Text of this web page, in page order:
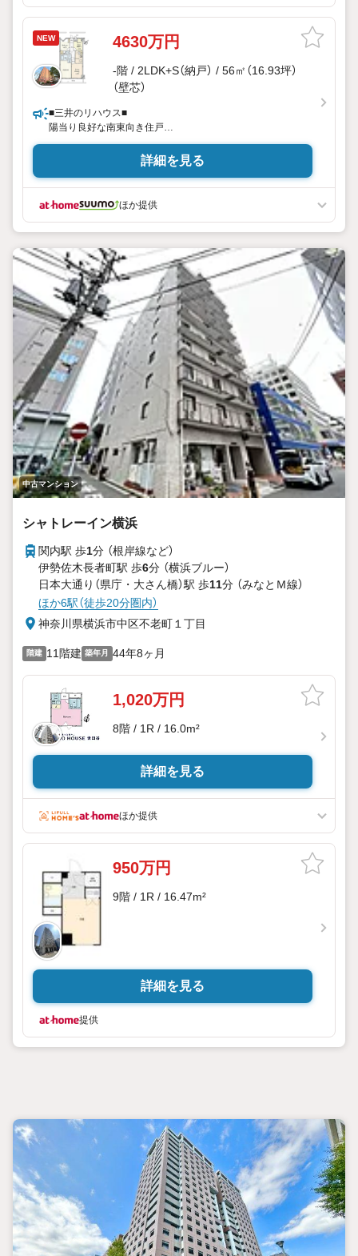
NEW 4630万円
-階 / 2LDK+S（納戸） / 56㎡（16.93坪）
（壁芯）
■三井のリハウス■
陽当り良好な南東向き住戸
令和7年10月リフォーム済
詳細を見る
ほか提供
中古マンション
シャトレーイン横浜
関内駅 歩1分 （根岸線など）
伊勢佐木長者町駅 歩6分 （横浜ブルー）
日本大通り（県庁・大さん橋）駅 歩11分 （みなとＭ線）
ほか6駅（徒歩20分圏内）
神奈川県横浜市中区不老町１丁目
階建 11階建 築年月 44年8ヶ月
1,020万円
8階 / 1R / 16.0m²
詳細を見る
ほか提供
950万円
9階 / 1R / 16.47m²
詳細を見る
提供